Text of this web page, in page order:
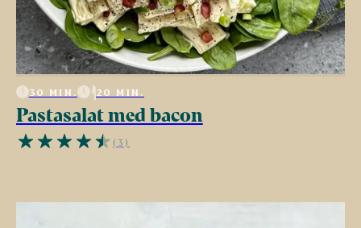
30 MIN. 20 MIN.
Pastasalat med bacon
(3)